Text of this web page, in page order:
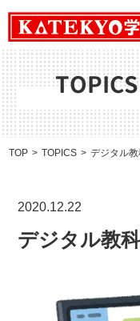
TOP TOPICS デジタル
2020.12.22
デジタル教